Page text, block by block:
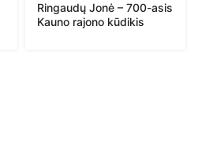
Ringaudų Jonė – 700-asis
Kauno rajono kūdikis